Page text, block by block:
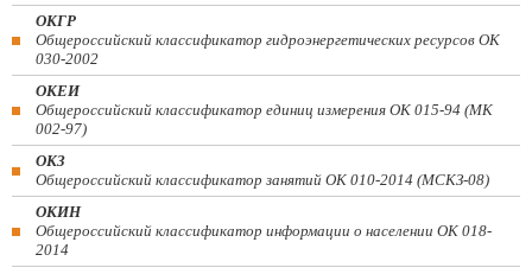
ОКГР
Общероссийский классификатор гидроэнергетических ресурсов ОК
030-2002
ОКЕИ
Общероссийский классификатор единиц измерения ОК 015-94 (МК
002-97)
ОКЗ
Общероссийский классификатор занятий ОК 010-2014 (МСКЗ-08)
ОКИН
Общероссийский классификатор информации о населении ОК 018-
2014